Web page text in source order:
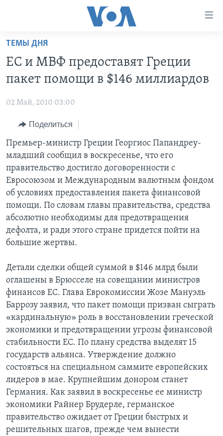
Перейти
основной
контент
навигации
Перейти
поиск
НОВОСТИ ЗА МИНУТУ
ИТОГИ
ПОЧЕМУ ЭТО ВАЖНО?
ДИСКУССИЯ VOA
ДЕТАЛИ
НЬЮ-ЙОРК NEW YORK
АМЕРИКА. БОЛЬШОЕ ПУТЕШЕСТВИЕ
УЧИМ АНГЛИЙСКИЙ
НАША АМЕРИКАНСКАЯ ИСТОРИЯ
А КАК В АМЕРИКЕ?
АРТЕФАКТЫ
АМЕРИКАНСКИЕ ГОРОДКИ
ТЕСТЫ
ЭКСПЕРТИЗА
ИНТЕРВЬЮ
ФАКТЫ ПРОТИВ ФЕЙКОВ
ЗА СВОБОДУ ПРЕССЫ
УЧИМ АНГЛИЙСКИЙ
ВИДЕО
ПОДПИСКА НА НОВОСТИ
Learning English
СОЦИАЛЬНЫЕ СЕТИ
Языки
ТЕМЫ ДНЯ
ЕС и МВФ предоставят Греции
пакет помощи в $146 миллиардов
02 Май, 2010 03:00
Поделиться
Премьер-министр Греции Георгиос Папандреу-
младший сообщил в воскресенье, что его
правительство достигло договоренности с
Евросоюзом и Международным валютным фондом
об условиях предоставления пакета финансовой
помощи. По словам главы правительства, средства
абсолютно необходимы для предотвращения
дефолта, и ради этого стране придется пойти на
большие жертвы.
Детали сделки общей суммой в $146 млрд были
оглашены в Брюсселе на совещании министров
финансов ЕС. Глава Еврокомиссии Жозе Мануэль
Баррозу заявил, что пакет помощи призван сыграть
«кардинальную» роль в восстановлении греческой
экономики и предотвращении угрозы финансовой
стабильности ЕС. По плану средства выделят 15
государств альянса. Утверждение должно
состояться на специальном саммите европейских
лидеров в мае. Крупнейшим донором станет
Германия. Как заявил в воскресенье ее министр
экономики Райнер Брудерле, германское
правительство ожидает от Греции быстрых и
решительных шагов, прежде чем вынести